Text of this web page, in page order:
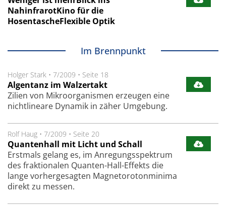
NahinfrarotKino für die
HosentascheFlexible Optik
Im Brennpunkt
Holger Stark • 7/2009 • Seite 18
Algentanz im Walzertakt
Zilien von Mikroorganismen erzeugen eine
nichtlineare Dynamik in zäher Umgebung.
Rolf Haug • 7/2009 • Seite 20
Quantenhall mit Licht und Schall
Erstmals gelang es, im Anregungsspektrum
des fraktionalen Quanten-Hall-Effekts die
lange vorhergesagten Magnetorotonminima
direkt zu messen.